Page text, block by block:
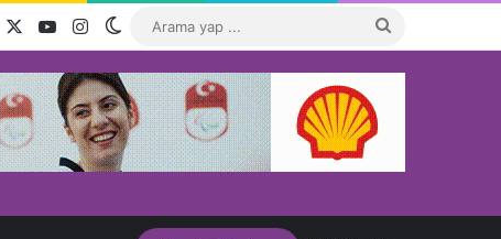
Facebook YouTubeInstagramDış görünümü değiştir
...